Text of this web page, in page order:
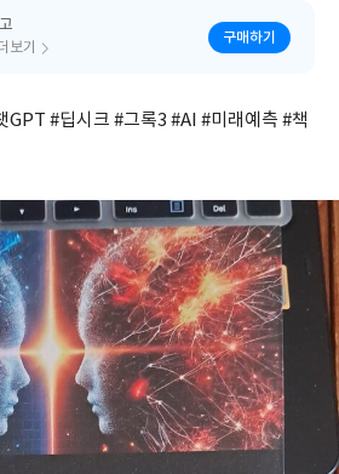
보기
구매하기
GPT #딥시크 #그록3 #AI #미래예측 #책